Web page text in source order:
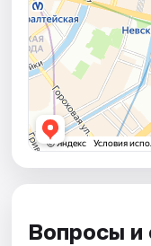
Вопросы и